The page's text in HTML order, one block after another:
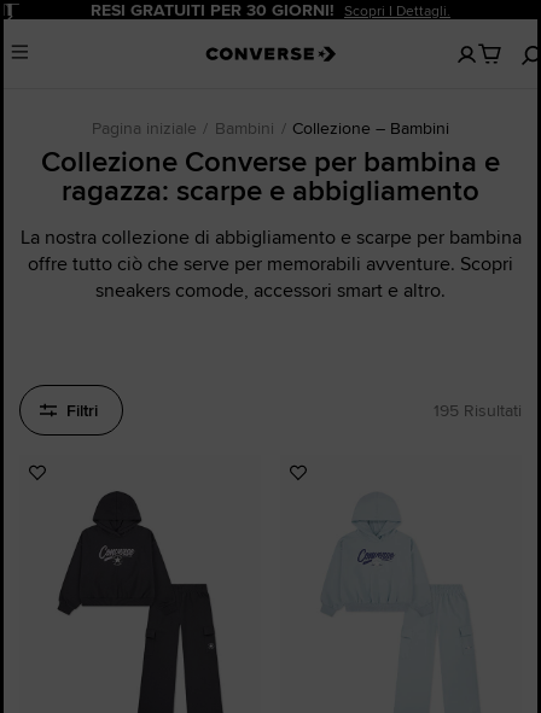
Pause SCONTO DEL 20% PER I NUOVI CLIENTI. Iscriviti Ora!
Menu
Nessun
articoli
Pagina iniziale
Bambini Collezione – Bambini
Collezione Converse per bambina e
ragazza: scarpe e abbigliamento
La nostra collezione di abbigliamento e scarpe per bambina
offre tutto ciò che serve per memorabili avventure. Scopri
sneakers comode, accessori smart e altro.
Filtri 195 Risultati
Aggiungi
preferiti
Aggiungi
preferiti